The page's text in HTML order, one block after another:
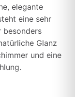
elegante
eine sehr
besonders
Glanz
und eine